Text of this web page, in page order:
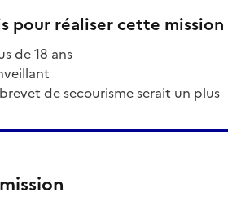
pour réaliser cette mission
de 18 ans
brevet de secourisme serait un plus